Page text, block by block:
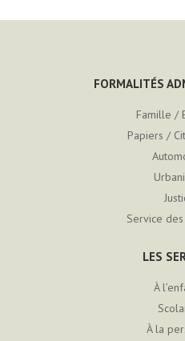
FORMALITÉS
Famille /
Papiers /
Service
LES
À
À la